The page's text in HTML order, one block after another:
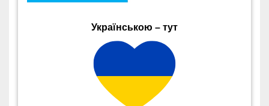
Українською – тут